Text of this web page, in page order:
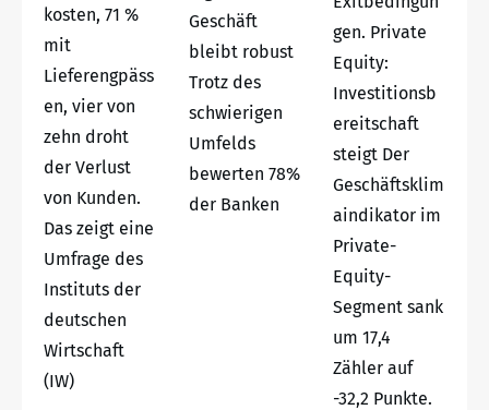
kosten, 71 %
mit
Lieferengpäss
en, vier von
zehn droht
der Verlust
von Kunden.
Das zeigt eine
Umfrage des
Instituts der
deutschen
Wirtschaft
(IW)
Geschäft
bleibt robust
Trotz des
schwierigen
Umfelds
bewerten 78%
der Banken
gen. Private
Equity:
Investitionsb
ereitschaft
steigt Der
Geschäftsklim
aindikator im
Private-
Equity-
Segment sank
um 17,4
Zähler auf
-32,2 Punkte.